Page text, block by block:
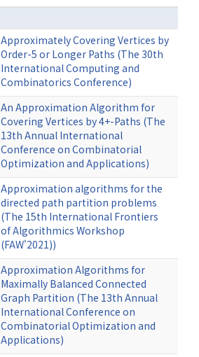
Approximately Covering Vertices by
Order-5 or Longer Paths (The 30th
International Computing and
Combinatorics Conference)
An Approximation Algorithm for
Covering Vertices by 4+-Paths (The
13th Annual International
Conference on Combinatorial
Optimization and Applications)
Approximation algorithms for the
directed path partition problems
(The 15th International Frontiers
of Algorithmics Workshop
(FAW'2021))
Approximation Algorithms for
Maximally Balanced Connected
Graph Partition (The 13th Annual
International Conference on
Combinatorial Optimization and
Applications)